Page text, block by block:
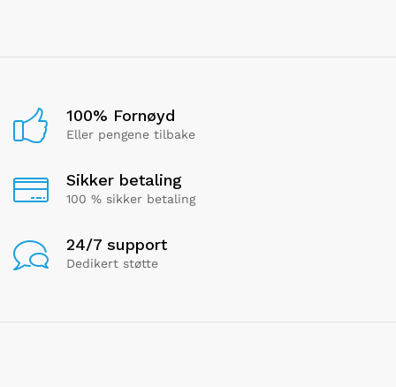
100% Fornøyd
Eller pengene tilbake
Sikker betaling
100 % sikker betaling
24/7 support
Dedikert støtte